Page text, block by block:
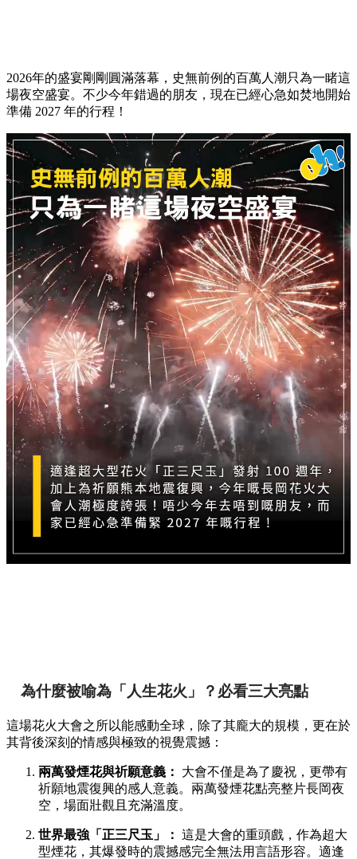
2026年的盛宴剛剛圓滿落幕，史無前例的百萬人潮只為一睹這
場夜空盛宴。不少今年錯過的朋友，現在已經心急如焚地開始
準備 2027 年的行程！
為什麼被喻為「人生花火」？必看三大亮點
這場花火大會之所以能感動全球，除了其龐大的規模，更在於
其背後深刻的情感與極致的視覺震撼：
兩萬發煙花與祈願意義：
大會不僅是為了慶祝，更帶有
祈願地震復興的感人意義。兩萬發煙花點亮整片長岡夜
空，場面壯觀且充滿溫度。
世界最強「正三尺玉」： 這是大會的重頭戲，作為超大
型煙花，其爆發時的震撼感完全無法用言語形容。適逢